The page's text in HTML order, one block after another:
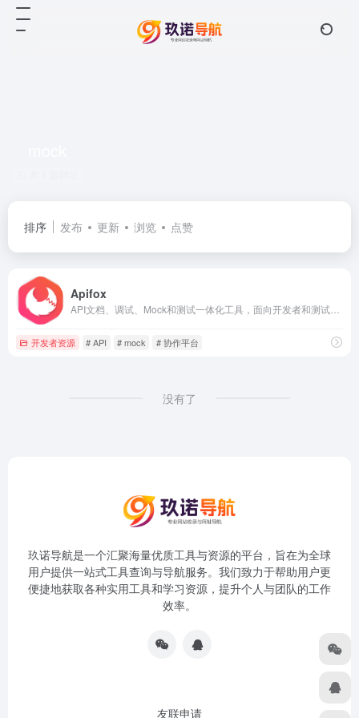
排序 发布 更新 浏览 点赞
Apifox
开发者资源 # API # mock # 协作平台
没有了
玖诺导航是一个汇聚海量优质工具与资源的平台，旨在为全球
用户提供一站式工具查询与导航服务。我们致力于帮助用户更
便捷地获取各种实用工具和学习资源，提升个人与团队的工作
效率。
友联申请